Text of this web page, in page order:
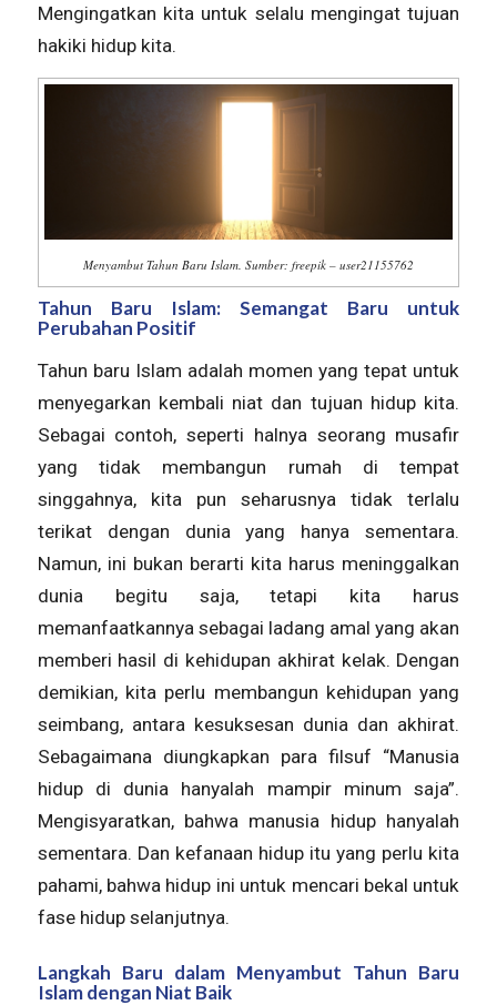
Mengingatkan kita untuk selalu mengingat tujuan
hakiki hidup kita.
Menyambut Tahun Baru Islam. Sumber: freepik – user21155762
Tahun Baru Islam: Semangat Baru untuk
Perubahan Positif
Tahun baru Islam adalah momen yang tepat untuk
menyegarkan kembali niat dan tujuan hidup kita.
Sebagai contoh, seperti halnya seorang musafir
yang tidak membangun rumah di tempat
singgahnya, kita pun seharusnya tidak terlalu
terikat dengan dunia yang hanya sementara.
Namun, ini bukan berarti kita harus meninggalkan
dunia begitu saja, tetapi kita harus
memanfaatkannya sebagai ladang amal yang akan
memberi hasil di kehidupan akhirat kelak. Dengan
demikian, kita perlu membangun kehidupan yang
seimbang, antara kesuksesan dunia dan akhirat.
Sebagaimana diungkapkan para filsuf “Manusia
hidup di dunia hanyalah mampir minum saja”.
Mengisyaratkan, bahwa manusia hidup hanyalah
sementara. Dan kefanaan hidup itu yang perlu kita
pahami, bahwa hidup ini untuk mencari bekal untuk
fase hidup selanjutnya.
Langkah Baru dalam Menyambut Tahun Baru
Islam dengan Niat Baik